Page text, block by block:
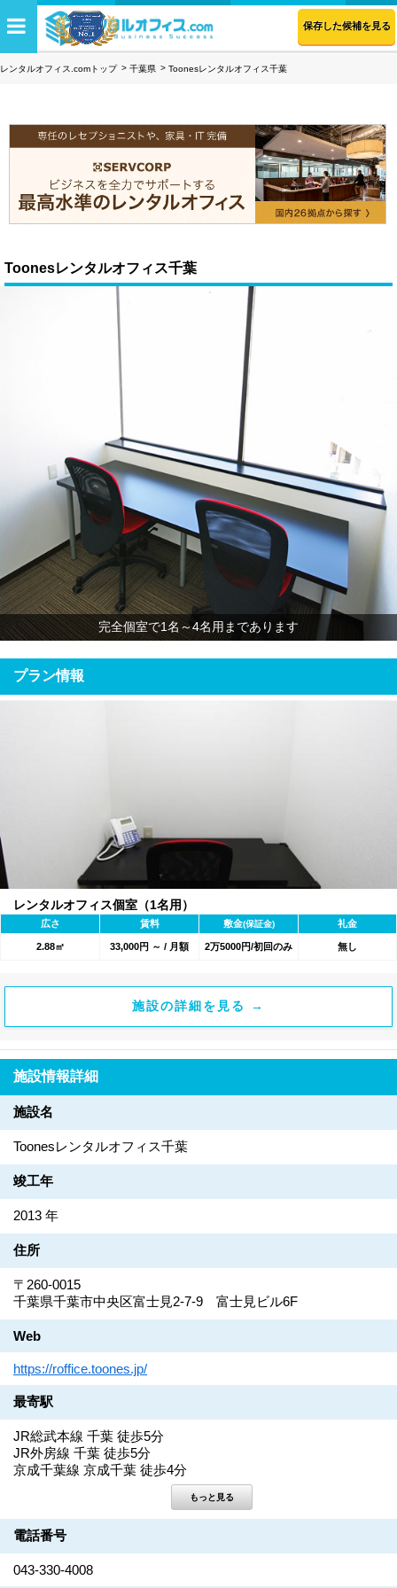
保存した候補を見る
レンタルオフィス.comトップ 千葉県 Toonesレンタルオフィス千葉
Toonesレンタルオフィス千葉
完全個室で1名～4名用まであります
プラン情報
レンタルオフィス個室（1名用）
広さ 賃料 敷金(保証金) 礼金
2.88㎡ 33,000円 ～ / 月額 2万5000円/初回のみ 無し
施設の詳細を見る →
施設情報詳細
施設名
Toonesレンタルオフィス千葉
竣工年
2013 年
住所
〒260-0015
千葉県千葉市中央区富士見2-7-9 富士見ビル6F
Web
https://roffice.toones.jp/
最寄駅
JR総武本線 千葉 徒歩5分
JR外房線 千葉 徒歩5分
京成千葉線 京成千葉 徒歩4分
電話番号
043-330-4008